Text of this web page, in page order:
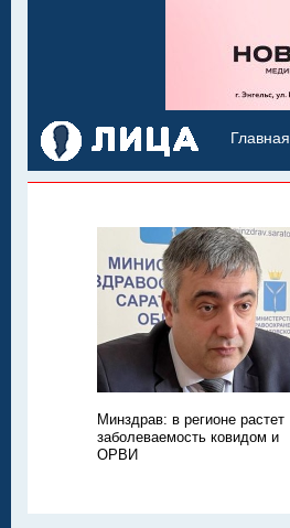
Главная
Минздрав: в регионе растет
заболеваемость ковидом и
ОРВИ